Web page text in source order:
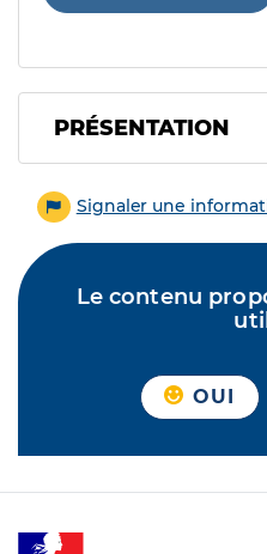
PRÉSENTATION
Signaler une
Le contenu
OUI